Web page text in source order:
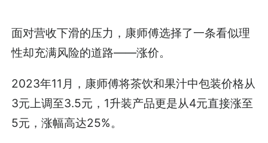
面对营收下滑的压力，康师傅选择了一条看似理
性却充满风险的道路——涨价。
2023年11月，康师傅将茶饮和果汁中包装价格从
3元上调至3.5元，1升装产品更是从4元直接涨至
5元，涨幅高达25%。